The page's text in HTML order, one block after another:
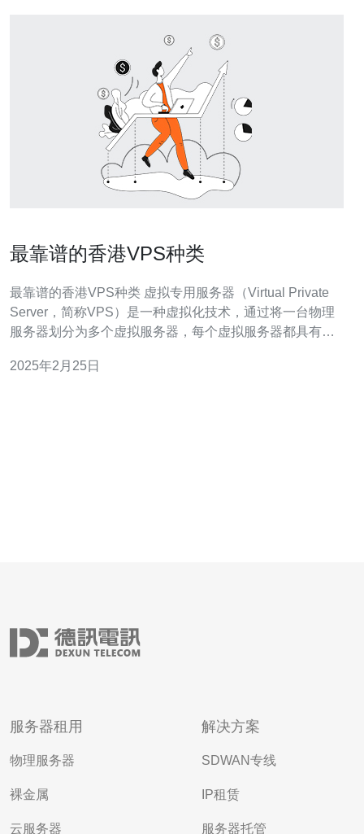
最靠谱的香港VPS种类
最靠谱的香港VPS种类 虚拟专用服务器（Virtual Private
Server，简称VPS）是一种虚拟化技术，通过将一台物理
服务器划分为多个虚拟服务器，每个虚拟服务器都具有自
绍一些在香港市场上最靠谱的VPS种类。 香港独立服务器
2025年2月25日
服务器租用
物理服务器
裸金属
云服务器
解决方案
SDWAN专线
IP租赁
服务器托管